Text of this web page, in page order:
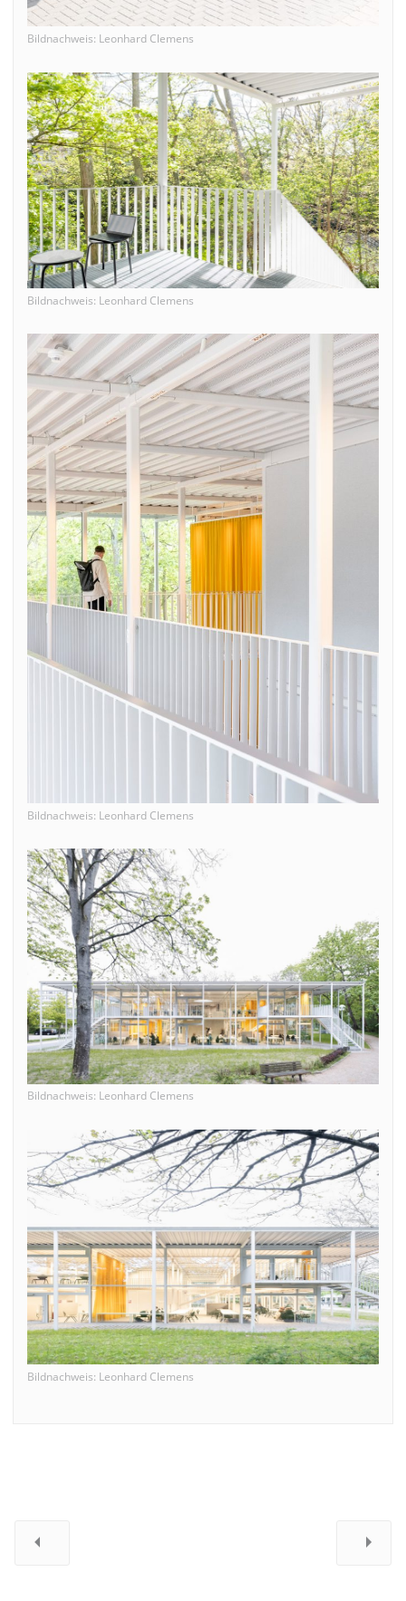
Bildnachweis: Leonhard Clemens
Bildnachweis: Leonhard Clemens
Bildnachweis: Leonhard Clemens
Bildnachweis: Leonhard Clemens
Bildnachweis: Leonhard Clemens